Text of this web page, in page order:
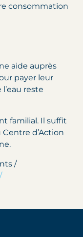
consommation
aide auprès
payer leur
reste
familial. Il suffit
d’Action
/